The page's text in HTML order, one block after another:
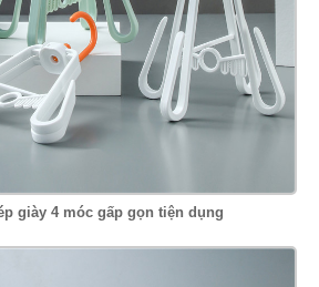
giày 4 móc gấp gọn tiện dụng